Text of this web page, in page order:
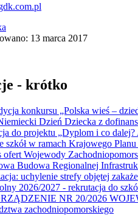
13 marca 2017
- krótko
konkursu „Polska wieś –
Dzień Dziecka z
do projektu „Dyplom i co
szkół w ramach Krajowego
Wojewody
Budowa Regionalnej
uchylenie strefy objętej
2026/2027 - rekrutacja do
NR 20/2026
zachodniopomorskiego